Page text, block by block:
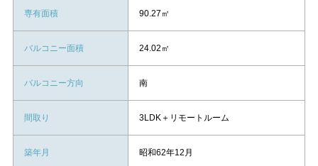
専有面積 90.27㎡
バルコニー面積 24.02㎡
バルコニー方向 南
間取り 3LDK＋リモートルーム
築年月 昭和62年12月